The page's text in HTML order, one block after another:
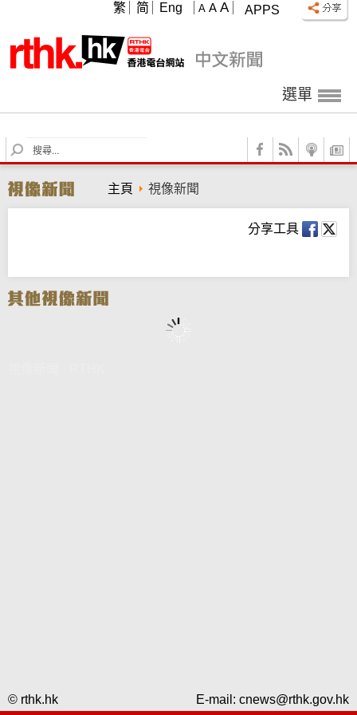
APPS
A A A
繁 简 Eng
選單
S
e
r
c
主頁 視像新聞
分享工具
© rthk.hk E-mail: cnews@rthk.gov.hk